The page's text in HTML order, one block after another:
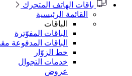
باقات الهاتف المتحرك
القائمة الرئيسية
الباقات
الباقات المفوّترة
الباقات المدفوعة مقدمًا
خط الزوّار
خدمات التجوال